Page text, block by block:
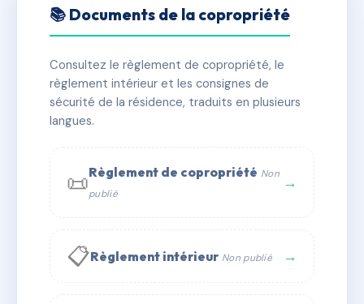
SOUS LE BOIS
MONTUEUX
✓ Immatriculée 🏠 28 lots 🏗 3 bâtiment(s)
✉ Email
📚 Documents de la copropriété
Consultez le règlement de copropriété, le
règlement intérieur et les consignes de
sécurité de la résidence, traduits en plusieurs
langues.
📜Règlement de copropriété Non
publié
→
📋Règlement intérieur Non publié →